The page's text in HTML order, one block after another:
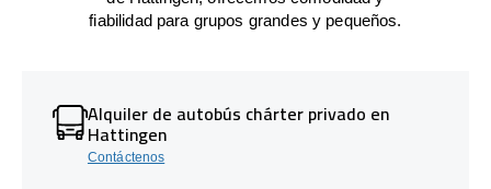
fiabilidad para grupos grandes y pequeños.
Alquiler de autobús chárter privado en
Hattingen
Contáctenos